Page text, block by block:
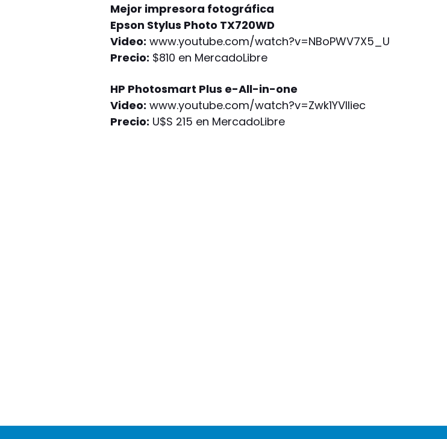
Mejor impresora fotográfica
Epson Stylus Photo TX720WD
Video: www.youtube.com/watch?v=NBoPWV7X5_U
Precio: $810 en MercadoLibre
HP Photosmart Plus e-All-in-one
Video: www.youtube.com/watch?v=Zwk1YVlliec
Precio: U$S 215 en MercadoLibre